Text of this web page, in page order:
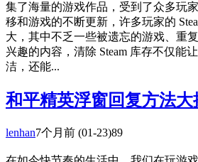
集了海量的游戏作品，受到了众多玩
移和游戏的不断更新，许多玩家的
大，其中不乏一些被遗忘的游戏、重
兴趣的内容，清除 Steam 库存不仅能
洁，还能...
和平精英浮窗回复方法大
lenhan7个月前 (01-23)89